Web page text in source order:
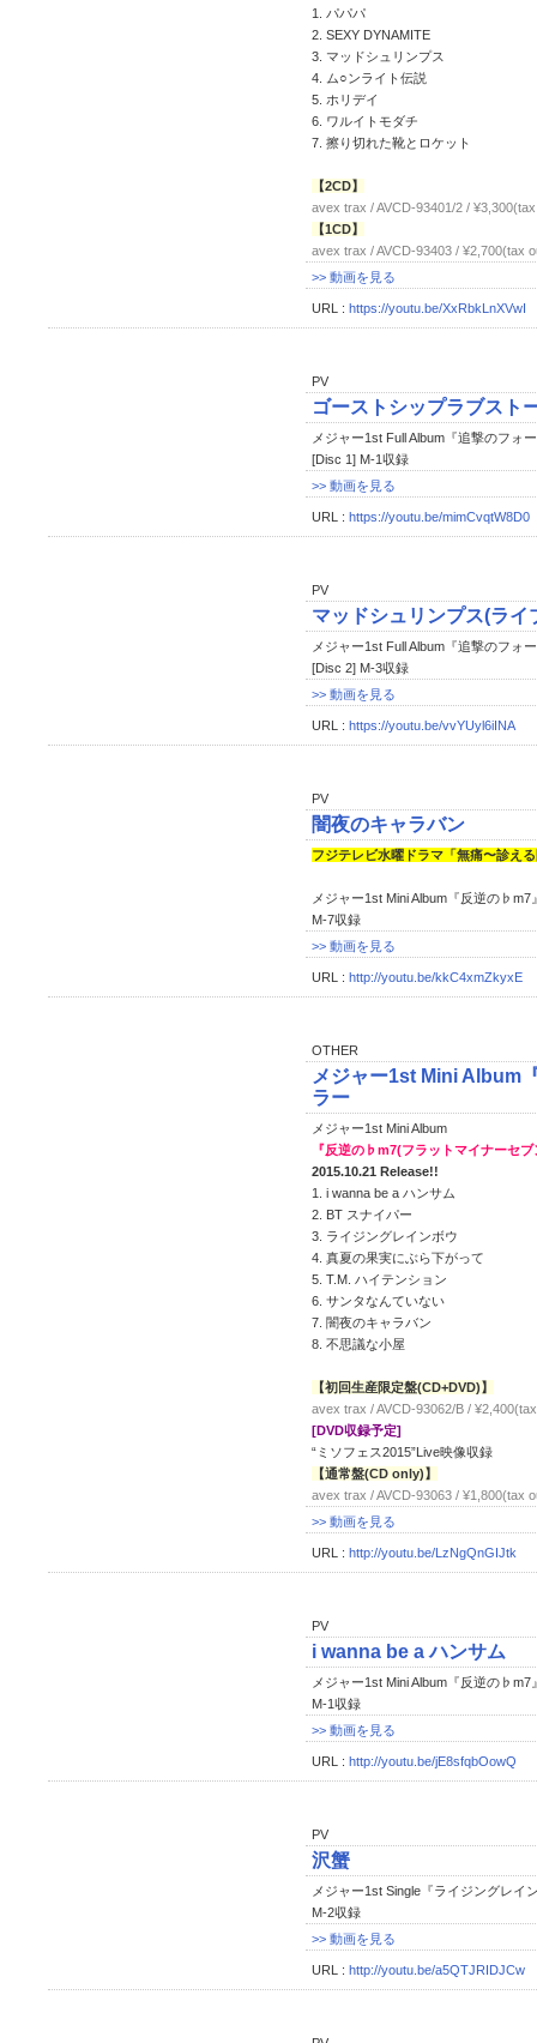
1. パパパ
2. SEXY DYNAMITE
3. マッドシュリンプス
4. ム○ンライト伝説
5. ホリデイ
6. ワルイトモダチ
7. 擦り切れた靴とロケット
【2CD】
avex trax / AVCD-93401/2 /
【1CD】
avex trax / AVCD-93403 / ¥2,700(tax
>> 動画を見る
URL : https://youtu.be/XxRbkLnXVwI
PV
ゴーストシップラブスト
メジャー1st Full Album『追撃のフォ
[Disc 1] M-1収録
>> 動画を見る
URL : https://youtu.be/mimCvqtW8D0
PV
マッドシュリンプス(ライ
メジャー1st Full Album『追撃のフォ
[Disc 2] M-3収録
>> 動画を見る
URL : https://youtu.be/vvYUyl6iINA
PV
闇夜のキャラバン
フジテレビ水曜ドラマ「無痛〜診え
メジャー1st Mini Album『反逆の♭m7
M-7収録
>> 動画を見る
URL : http://youtu.be/kkC4xmZkyxE
OTHER
メジャー1st Mini Album
ラー
メジャー1st Mini Album
『反逆の♭m7(フラットマイナーセブ
2015.10.21 Release!!
1. i wanna be a ハンサム
2. BT スナイパー
3. ライジングレインボウ
4. 真夏の果実にぶら下がって
5. T.M. ハイテンション
6. サンタなんていない
7. 闇夜のキャラバン
8. 不思議な小屋
【初回生産限定盤(CD+DVD)】
avex trax / AVCD-93062/B /
[DVD収録予定]
“ミソフェス2015”Live映像収録
【通常盤(CD only)】
avex trax / AVCD-93063 / ¥1,800(tax
>> 動画を見る
URL : http://youtu.be/LzNgQnGIJtk
PV
i wanna be a ハンサム
メジャー1st Mini Album『反逆の♭m7
M-1収録
>> 動画を見る
URL : http://youtu.be/jE8sfqbOowQ
PV
沢蟹
メジャー1st Single『ライジングレイ
M-2収録
>> 動画を見る
URL : http://youtu.be/a5QTJRIDJCw